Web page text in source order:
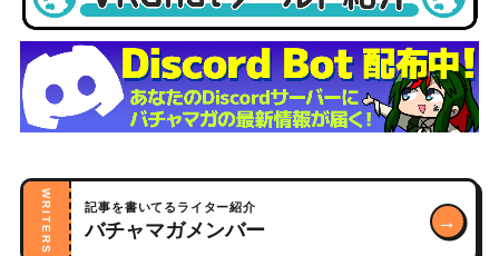
WRITERS 記事を書いてるライター紹介
バチャマガメンバー →